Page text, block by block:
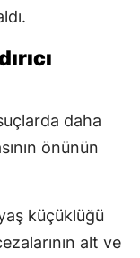
daha
önünün
küçüklüğü
alt ve